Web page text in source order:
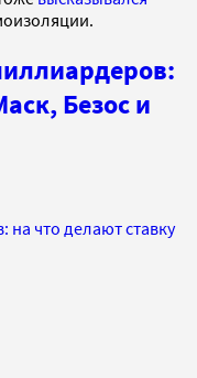
Безос и
на что делают ставку